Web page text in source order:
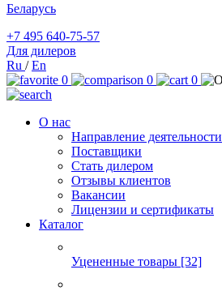
Беларусь
+7 495 640-75-57
Для дилеров
Ru /En
0
0 0
О нас
Направление деятельности
Поставщики
Стать дилером
Отзывы клиентов
Вакансии
Лицензии и сертификаты
Каталог
Уцененные товары [32]